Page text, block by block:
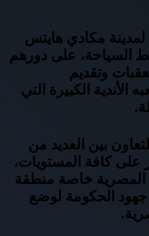
لمدينة مكادي هايتس
السياحة، على دورهم
وتقديم
الأندية الكبيرة التي
بين العديد من
على كافة المستويات،
المصرية خاصة منطقة
جهود الحكومة لوضع